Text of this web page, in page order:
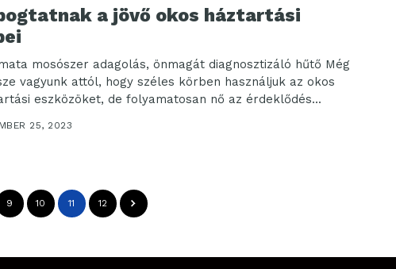
a jövő okos háztartási
mosószer adagolás, önmagát diagnosztizáló hűtő Még
vagyunk attól, hogy széles körben használjuk az okos
eszközöket, de folyamatosan nő az érdeklődés...
25, 2023
9 10 11 12